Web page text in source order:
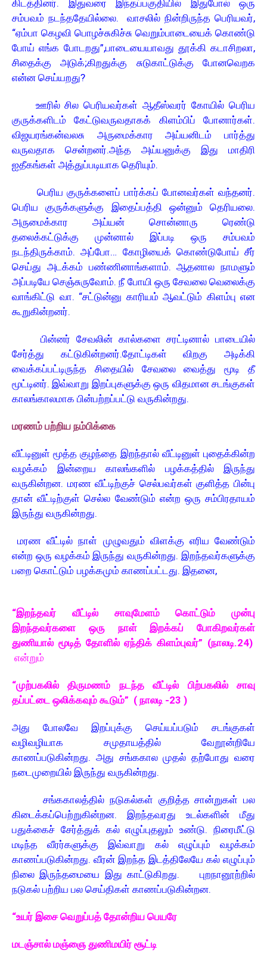
கிடத்தினர். இதுவரை இந்தப்பகுதியில் இதுபோல் ஒரு
சம்பவம் நடந்ததேயில்லை. வாசலில் நின்றிருந்த பெரியவர்,
“ஏம்பா கெழவி பொழச்சுகிச்சு வெறும்பாடையைக் கொண்டு
போய் எங்க போடறது”,பாடையையாவது தூக்கி கடாசிறலா,
சிதைக்கு அடுக்;கிறதுக்கு சுடுகாட்டுக்கு போனவெறக
என்ன செய்யறது?
ஊரில் சில பெரியவர்கள் ஆதீஸ்வரர் கோயில் பெரிய
குருக்களிடம் கேட்டுவருவதாகக் கிளம்பிப் போனார்கள்.
விஜயரங்கன்வலசு அருமைக்கார அய்யனிடம் பார்த்து
வருவதாக சென்றனர்.அந்த அய்யனுக்கு இது மாதிரி
ஐதீகங்கள் அத்துப்படியாக தெரியும்.
பெரிய குருக்களைப் பார்க்கப் போனவர்கள் வந்தனர்.
பெரிய குருக்களுக்கு இதைப்பத்தி ஒன்னும் தெரியலை.
அருமைக்கார அய்யன் சொன்னாரு ரெண்டு
தலைக்கட்டுக்கு முன்னால் இப்படி ஒரு சம்பவம்
நடந்திருக்காம். அப்போ… கோழியைக் கொண்டுபோய் சீர்
செய்து அடக்கம் பண்ணினாங்களாம். ஆதனால நாமளும்
அப்படியே செஞ்சுருவோம். நீ போயி ஒரு சேவலை வெலைக்கு
வாங்கிட்டு வா. “சட்டுன்னு காரியம் ஆவட்டும் கிளம்பு என
கூறுகின்றனர்.
பின்னர் சேவலின் கால்களை சரட்டினால் பாடையில்
சேர்த்து கட்டுகின்றனர். தோட்டிகள் விறகு அடிக்கி
வைக்கப்பட்டிருந்த சிதையில் சேவலை வைத்து மூடி தீ
மூட்டினர். இவ்வாறு இறப்புகளுக்கு ஒரு விதமான சடங்குகள்
காலங்காலமாக பின்பற்றப்பட்டு வருகின்றது.
மரணம் பற்றிய நம்பிக்கை
வீட்டினுள் மூத்த குழந்தை இறந்தால் வீட்டினுள் புதைக்கின்ற
வழக்கம் இன்றைய காலங்களில் பழக்கத்தில் இருந்து
வருகின்றன. மரண வீட்டிற்குச் செல்பவர்கள் குளித்த பின்பு
தான் வீட்டிற்குள் செல்ல வேண்டும் என்ற ஒரு சம்பிரதாயம்
இருந்து வருகின்றது.
மரண வீட்டில் நாள் முழுவதும் விளக்கு எரிய வேண்டும்
என்ற ஒரு வழக்கம் இருந்து வருகின்றது. இறந்தவர்களுக்கு
பறை கொட்டும் பழக்கமும் காணப்பட்டது. இதனை,
“இறந்தவர் வீட்டில் சாவுமேளம் கொட்டும் முன்பு
இறந்தவர்களை ஒரு நாள் இறக்கப் போகிறவர்கள்
துணியால் மூடித் தோளில் ஏந்திக் கிளம்புவர்” (நாலடி.24)
என்றும்
“முற்பகலில் திருமணம் நடந்த வீட்டில் பிற்பகலில் சாவு
தப்பட்டை ஒலிக்கவும் கூடும்” ( நாலடி -23 )
அது போலவே இறப்புக்கு செய்யப்படும் சடங்குகள்
வழிவழியாக சமுதாயத்தில் வேறூன்றியே
காணப்படுகின்றது. அது சங்ககால முதல் தற்போது வரை
நடைமுறையில் இருந்து வருகின்றது.
சங்ககாலத்தில் நடுகல்கள் குறித்த சான்றுகள் பல
கிடைக்கப்பெற்றுகின்றன. இறந்தவரது உடல்களின் மீது
பதுக்கைச் சேர்த்துக் கல் எழுப்புதலும் உண்டு. நிரைமீட்டு
மடிந்த வீரர்களுக்கு இவ்வாறு கல் எழுப்பும் வழக்கம்
காணப்படுகின்றது. வீரன் இறந்த இடத்திலேயே கல் எழுப்பும்
நிலை இருந்தமையை இது காட்டுகிறது. புறநானூற்றில்
நடுகல் பற்றிய பல செய்திகள் காணப்படுகின்றன.
“உயர் இசை வெறுப்பத் தோன்றிய பெயரே
மடஞ்சால் மஞ்ஞை துணிமயிர் சூட்டி